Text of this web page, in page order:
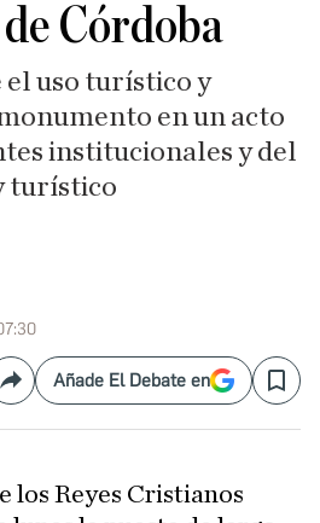
Córdoba
uso turístico y
en un acto
institucionales y del
turístico
CompartirAñade El Debate en Save
los Reyes Cristianos